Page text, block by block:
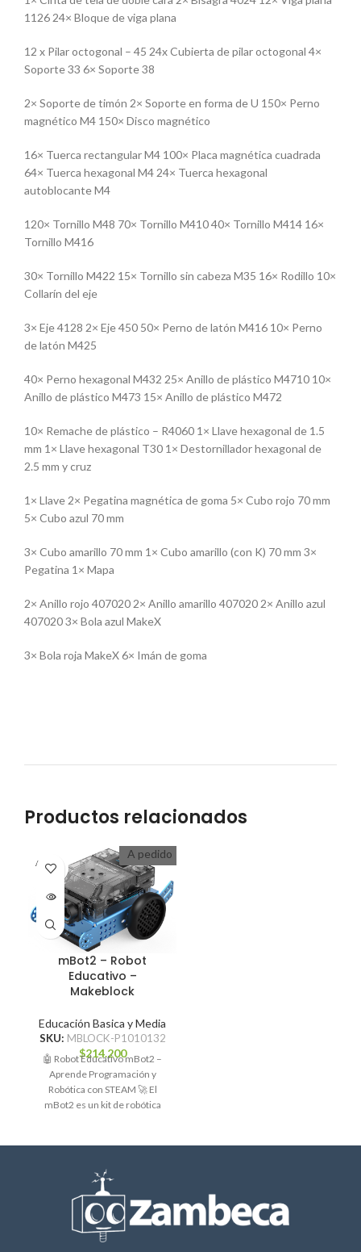
1126 24× Bloque de viga plana
12 x Pilar octogonal – 45 24x Cubierta de pilar octogonal 4×
Soporte 33 6× Soporte 38
2× Soporte de timón 2× Soporte en forma de U 150× Perno
magnético M4 150× Disco magnético
16× Tuerca rectangular M4 100× Placa magnética cuadrada
64× Tuerca hexagonal M4 24× Tuerca hexagonal
autoblocante M4
120× Tornillo M48 70× Tornillo M410 40× Tornillo M414 16×
Tornillo M416
30× Tornillo M422 15× Tornillo sin cabeza M35 16× Rodillo 10×
Collarín del eje
3× Eje 4128 2× Eje 450 50× Perno de latón M416 10× Perno
de latón M425
40× Perno hexagonal M432 25× Anillo de plástico M4710 10×
Anillo de plástico M473 15× Anillo de plástico M472
10× Remache de plástico – R4060 1× Llave hexagonal de 1.5
mm 1× Llave hexagonal T30 1× Destornillador hexagonal de
2.5 mm y cruz
1× Llave 2× Pegatina magnética de goma 5× Cubo rojo 70 mm
5× Cubo azul 70 mm
3× Cubo amarillo 70 mm 1× Cubo amarillo (con K) 70 mm 3×
Pegatina 1× Mapa
2× Anillo rojo 407020 2× Anillo amarillo 407020 2× Anillo azul
407020 3× Bola azul MakeX
3× Bola roja MakeX 6× Imán de goma
Productos relacionados
A PEDI
DO
A pedido
mBot2 – Robot
Educativo –
Makeblock
Educación Basica y Media
SKU: MBLOCK-P1010132
$214.200
🤖 Robot Educativo mBot2 –
Aprende Programación y
Robótica con STEAM 🚀 El
mBot2 es un kit de robótica